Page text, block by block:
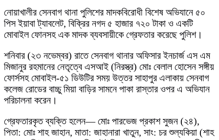
নোয়াখালীর সেনবাগ থানা পুলিশের মাদকবিরোধী বিশেষ অভিযানে ৫০
পিস ইয়াবা ট্যাবলেট, বিক্রির নগদ ৫ হাজার ৭২০ টাকা ও একটি
মোবাইল ফোনসহ এক মাদক ব্যবসায়ীকে গ্রেফতার করেছে পুলিশ।
শনিবার (২৩ নভেম্বর) রাতে সেনবাগ থানার অফিসার ইনচার্জ এস এম
মিজানুর রহমানের নেতৃত্বে এসআই (নিরস্ত্র) মোঃ বেলাল হোসেন সঙ্গীয়
ফোর্সসহ মোবাইল-৫১ ডিউটির সময় উত্তর সাহাপুর এলাকায় সেনবাগ
কলেজ রোডের বাচ্চু মিয়া বাড়ির সামনে পাকা রাস্তার ওপর এ অভিযান
পরিচালনা করেন।
গ্রেফতারকৃত ব্যক্তি হলেন— মোঃ পারভেজ প্রকাশ সুজন (২৪),
পিতা: মোঃ শাহ জাহান, মাতা: জাহানারা খাতুন, সাং: চর শুল্যকিয়া (শাহ